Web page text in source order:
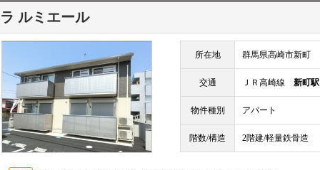
ラ ルミエール
所在地 群馬県高崎市新町
交通 ＪＲ高崎線 新町駅
物件種別 アパート
階数/構造 2階建/軽量鉄骨造